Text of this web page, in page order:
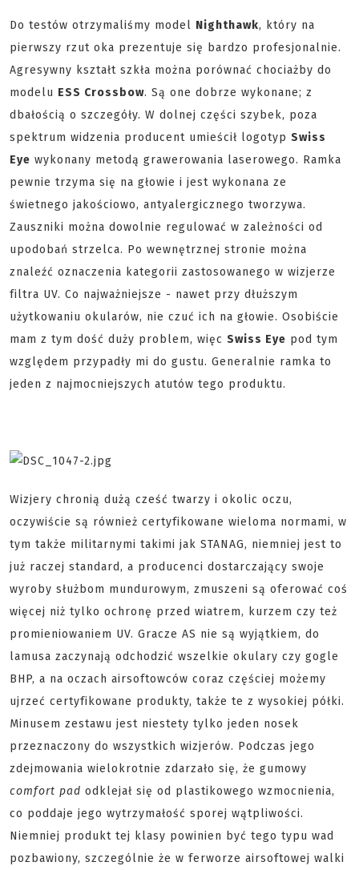
Do testów otrzymaliśmy model Nighthawk, który na
pierwszy rzut oka prezentuje się bardzo profesjonalnie.
Agresywny kształt szkła można porównać chociażby do
modelu ESS Crossbow. Są one dobrze wykonane; z
dbałością o szczegóły. W dolnej części szybek, poza
spektrum widzenia producent umieścił logotyp Swiss
Eye wykonany metodą grawerowania laserowego. Ramka
pewnie trzyma się na głowie i jest wykonana ze
świetnego jakościowo, antyalergicznego tworzywa.
Zauszniki można dowolnie regulować w zależności od
upodobań strzelca. Po wewnętrznej stronie można
znaleźć oznaczenia kategorii zastosowanego w wizjerze
filtra UV. Co najważniejsze - nawet przy dłuższym
użytkowaniu okularów, nie czuć ich na głowie. Osobiście
mam z tym dość duży problem, więc Swiss Eye pod tym
względem przypadły mi do gustu. Generalnie ramka to
jeden z najmocniejszych atutów tego produktu.
Wizjery chronią dużą cześć twarzy i okolic oczu,
oczywiście są również certyfikowane wieloma normami, w
tym także militarnymi takimi jak STANAG, niemniej jest to
już raczej standard, a producenci dostarczający swoje
wyroby służbom mundurowym, zmuszeni są oferować coś
więcej niż tylko ochronę przed wiatrem, kurzem czy też
promieniowaniem UV. Gracze AS nie są wyjątkiem, do
lamusa zaczynają odchodzić wszelkie okulary czy gogle
BHP, a na oczach airsoftowców coraz częściej możemy
ujrzeć certyfikowane produkty, także te z wysokiej półki.
Minusem zestawu jest niestety tylko jeden nosek
przeznaczony do wszystkich wizjerów. Podczas jego
zdejmowania wielokrotnie zdarzało się, że gumowy
comfort pad odklejał się od plastikowego wzmocnienia,
co poddaje jego wytrzymałość sporej wątpliwości.
Niemniej produkt tej klasy powinien być tego typu wad
pozbawiony, szczególnie że w ferworze airsoftowej walki